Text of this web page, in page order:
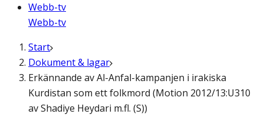
Webb-tv
Webb-tv
Start
Dokument & lagar
Erkännande av Al-Anfal-kampanjen i irakiska
Kurdistan som ett folkmord (Motion 2012/13:U310
av Shadiye Heydari m.fl. (S))